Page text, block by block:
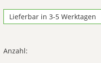
Lieferbar in 3-5 Werktagen
Anzahl: